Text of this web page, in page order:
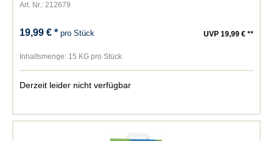
Art. Nr.: 212679
19,99 € *pro Stück UVP 19,99 € **
Inhaltsmenge: 15 KG pro Stück
Derzeit leider nicht verfügbar